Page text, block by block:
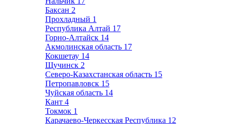
Баксан 2
Прохладный 1
Республика Алтай 17
Горно-Алтайск 14
Акмолинская область 17
Кокшетау 14
Щучинск 2
Северо-Казахстанская область 15
Петропавловск 15
Чуйская область 14
Кант 4
Токмок 1
Карачаево-Черкесская Республика 12